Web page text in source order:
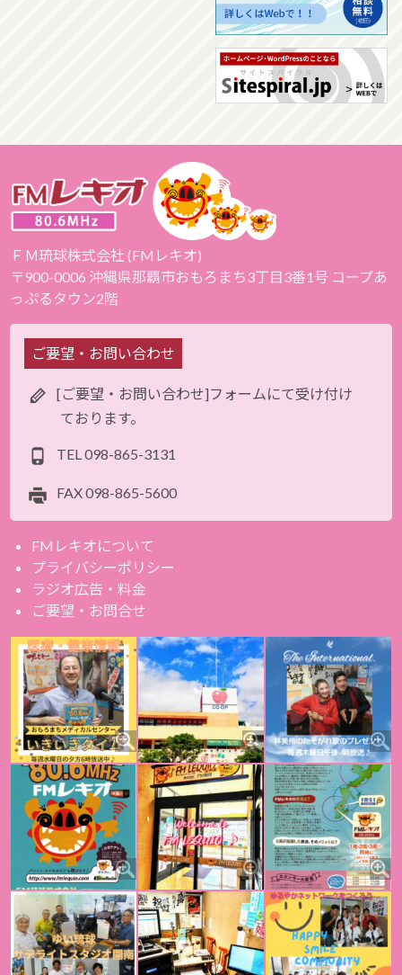
ＦＭ琉球株式会社 (FMレキオ)
〒900-0006 沖縄県那覇市おもろまち3丁目3番1号 コープあ
っぷるタウン2階
ご要望・お問い合わせ
[ご要望・お問い合わせ]フォームにて受け付け
ております。
TEL098-865-3131
FAX098-865-5600
FMレキオについて
プライバシーポリシー
ラジオ広告・料金
ご要望・お問合せ